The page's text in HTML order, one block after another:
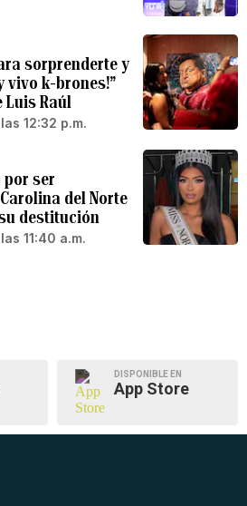
sorprenderte y
vivo k-brones!”
Raúl
12:32 p.m.
por ser
del Norte
destitución
11:40 a.m.
DISPONIBLE EN
App Store